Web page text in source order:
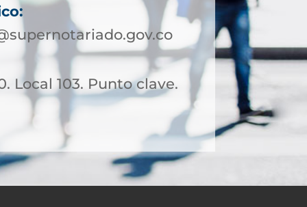
Local 103. Punto clave.